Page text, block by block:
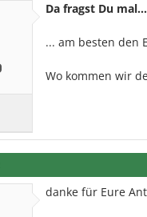
Da fragst Du mal...
... am besten den
Wo kommen wir
danke für Eure